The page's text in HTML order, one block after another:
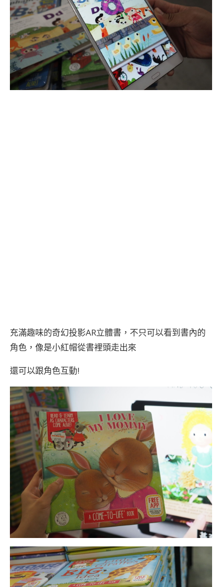
充滿趣味的奇幻投影AR立體書，不只可以看到書內的
角色，像是小紅帽從書裡頭走出來
還可以跟角色互動!